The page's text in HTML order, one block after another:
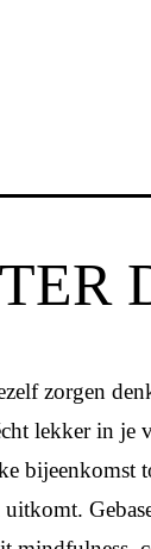
zorgen
lekker in je
bijeenkomst